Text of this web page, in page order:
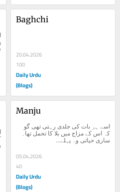
Baghchi
20.04.2026
100
Daily Urdu
(Blogs)
Manju
ساری حیاتی وہ پہلے...
05.04.2026
40
Daily Urdu
(Blogs)